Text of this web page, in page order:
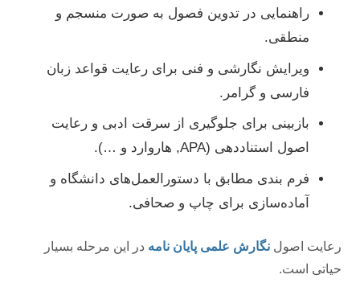
راهنمایی در تدوین فصول به صورت منسجم و
منطقی.
ویرایش نگارشی و فنی برای رعایت قواعد زبان
فارسی و گرامر.
بازبینی برای جلوگیری از سرقت ادبی و رعایت
اصول استناددهی (APA, هاروارد و …).
فرم بندی مطابق با دستورالعمل‌های دانشگاه و
آماده‌سازی برای چاپ و صحافی.
رعایت اصول نگارش علمی پایان نامه در این مرحله بسیار
حیاتی است.